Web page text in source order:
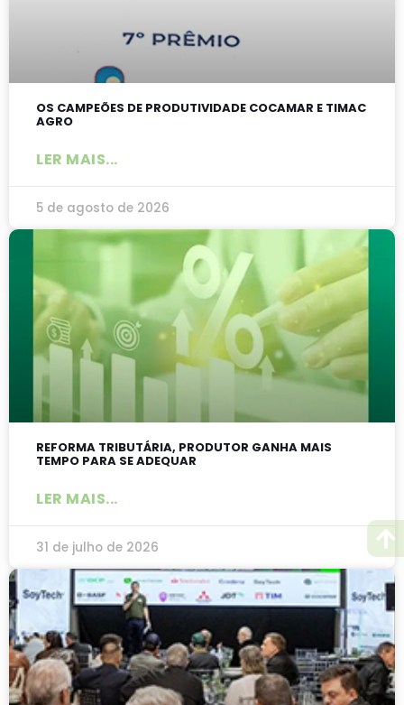
OS CAMPEÕES DE PRODUTIVIDADE COCAMAR E TIMAC
AGRO
LER MAIS...
5 de agosto de 2026
REFORMA TRIBUTÁRIA, PRODUTOR GANHA MAIS
TEMPO PARA SE ADEQUAR
LER MAIS...
31 de julho de 2026